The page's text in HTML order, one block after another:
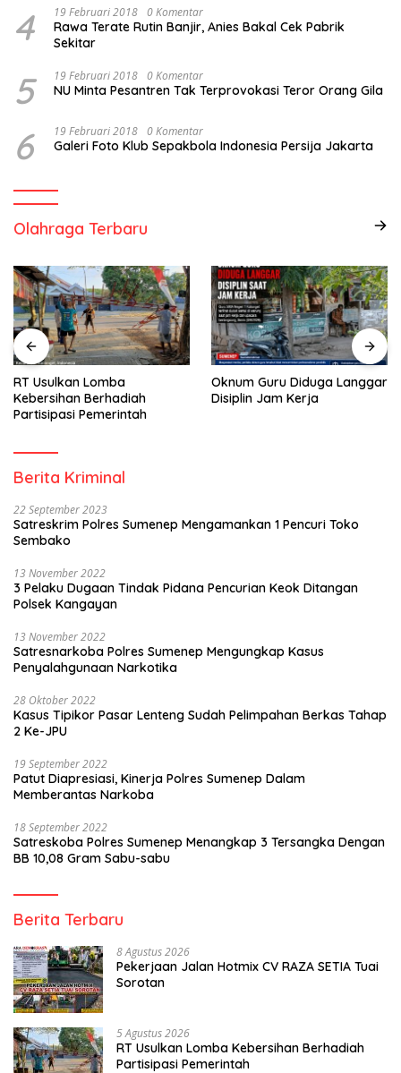
4 19 Februari 2018 0 Komentar
Rawa Terate Rutin Banjir, Anies Bakal Cek Pabrik
Sekitar
5 19 Februari 2018 0 Komentar
NU Minta Pesantren Tak Terprovokasi Teror Orang Gila
6 19 Februari 2018 0 Komentar
Galeri Foto Klub Sepakbola Indonesia Persija Jakarta
Olahraga Terbaru
RT Usulkan Lomba
Kebersihan Berhadiah
Partisipasi Pemerintah
Oknum Guru Diduga Langgar
Disiplin Jam Kerja
Berita Kriminal
22 September 2023
Satreskrim Polres Sumenep Mengamankan 1 Pencuri Toko
Sembako
13 November 2022
3 Pelaku Dugaan Tindak Pidana Pencurian Keok Ditangan
Polsek Kangayan
13 November 2022
Satresnarkoba Polres Sumenep Mengungkap Kasus
Penyalahgunaan Narkotika
28 Oktober 2022
Kasus Tipikor Pasar Lenteng Sudah Pelimpahan Berkas Tahap
2 Ke-JPU
19 September 2022
Patut Diapresiasi, Kinerja Polres Sumenep Dalam
Memberantas Narkoba
18 September 2022
Satreskoba Polres Sumenep Menangkap 3 Tersangka Dengan
BB 10,08 Gram Sabu-sabu
Berita Terbaru
8 Agustus 2026
Pekerjaan Jalan Hotmix CV RAZA SETIA Tuai
Sorotan
5 Agustus 2026
RT Usulkan Lomba Kebersihan Berhadiah
Partisipasi Pemerintah